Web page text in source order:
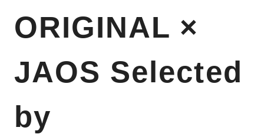
ORIGINAL ×
JAOS Selected
by